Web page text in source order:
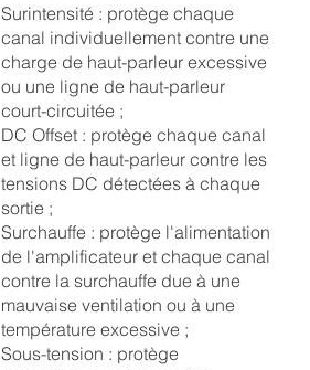
Surintensité : protège chaque
canal individuellement contre une
charge de haut-parleur excessive
ou une ligne de haut-parleur
court-circuitée ;
DC Offset : protège chaque canal
et ligne de haut-parleur contre les
tensions DC détectées à chaque
sortie ;
Surchauffe : protège l'alimentation
de l'amplificateur et chaque canal
contre la surchauffe due à une
mauvaise ventilation ou à une
température excessive ;
Sous-tension : protège